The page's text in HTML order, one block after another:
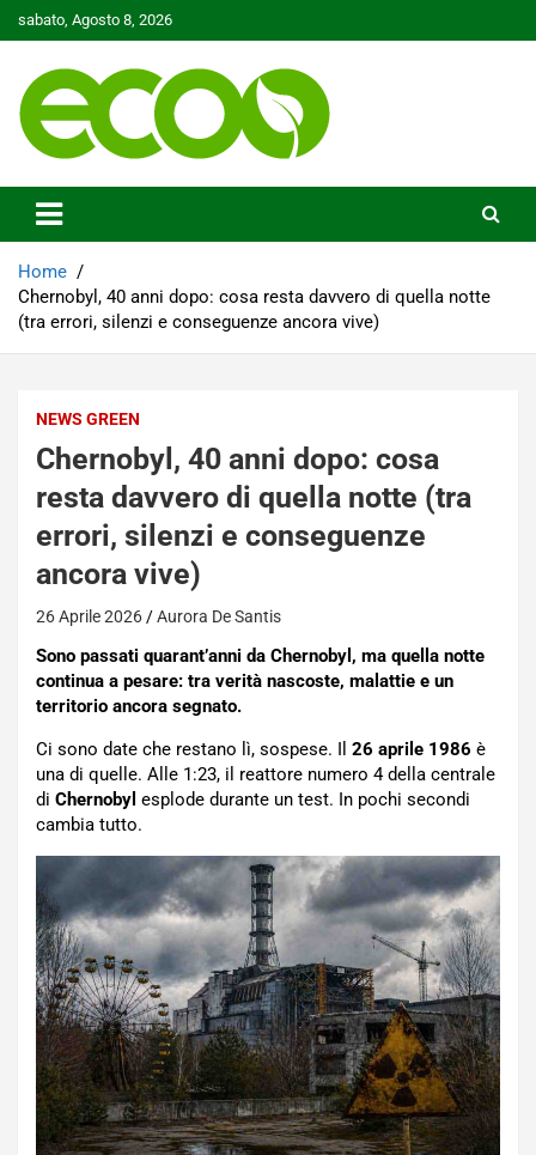
to
sabato, Agosto 8, 2026
Ecoo.it
Home
Chernobyl, 40 anni dopo: cosa resta davvero di quella notte
(tra errori, silenzi e conseguenze ancora vive)
NEWS GREEN
Chernobyl, 40 anni dopo: cosa
resta davvero di quella notte (tra
errori, silenzi e conseguenze
ancora vive)
26 Aprile 2026 Aurora De Santis
Sono passati quarant’anni da Chernobyl, ma quella notte
continua a pesare: tra verità nascoste, malattie e un
territorio ancora segnato.
Ci sono date che restano lì, sospese. Il 26 aprile 1986 è
una di quelle. Alle 1:23, il reattore numero 4 della centrale
di Chernobyl esplode durante un test. In pochi secondi
cambia tutto.